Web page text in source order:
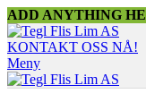
ADD ANYTHING
KONTAKT OSS NÅ!
Meny